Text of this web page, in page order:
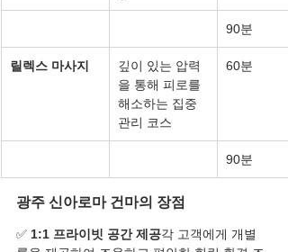
90분
릴렉스 마사지
깊이 있는 압력
을 통해 피로를
해소하는 집중
관리 코스
60분
90분
광주 신아로마 건마의 장점
✅ 1:1 프라이빗 공간 제공각 고객에게 개별